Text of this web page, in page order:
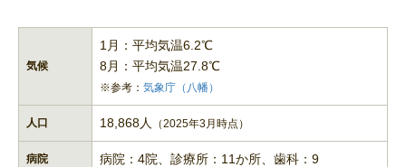
気候
1月：平均気温6.2℃
8月：平均気温27.8℃
※参考： 気象庁（八幡）
人口 18,868人 （2025年3月時点）
病院 病院：4院、診療所：11か所、歯科：9